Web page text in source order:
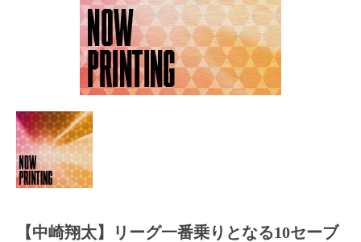
【中崎翔太】リーグ一番乗りとなる10セーブ